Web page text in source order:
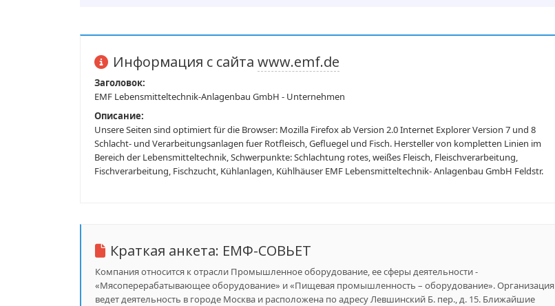
Информация с сайта www.emf.de
Заголовок:
EMF Lebensmitteltechnik-Anlagenbau GmbH - Unternehmen
Описание:
Unsere Seiten sind optimiert für die Browser: Mozilla Firefox ab Version 2.0 Internet Explorer Version 7 und 8
Schlacht- und Verarbeitungsanlagen fuer Rotfleisch, Gefluegel und Fisch. Hersteller von kompletten Linien im
Bereich der Lebensmitteltechnik, Schwerpunkte: Schlachtung rotes, weißes Fleisch, Fleischverarbeitung,
Fischverarbeitung, Fischzucht, Kühlanlagen, Kühlhäuser EMF Lebensmitteltechnik- Anlagenbau GmbH Feldstr.
Краткая анкета: ЕМФ-СОВЬЕТ
Компания относится к отрасли Промышленное оборудование, ее сферы деятельности -
«Мясоперерабатывающее оборудование» и «Пищевая промышленность – оборудование». Организация
ведет деятельность в городе Москва и расположена по адресу Левшинский Б. пер., д. 15. Ближайшие